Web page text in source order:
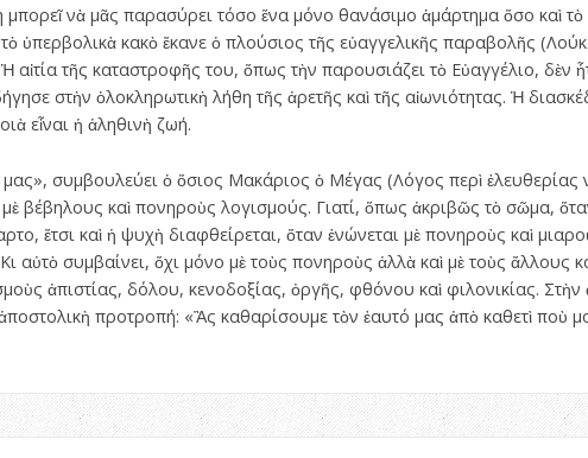
μπορεῖ νὰ μᾶς παρασύρει τόσο ἕνα μόνο θανάσιμο ἁμάρτημα ὅσο καὶ
κακὸ ἔκανε ὁ πλούσιος τῆς εὐαγγελικῆς παραβολῆς
τῆς καταστροφῆς του, ὅπως τὴν παρουσιάζει τὸ Εὐαγγέλιο, δὲν
στὴν ὁλοκληρωτικὴ λήθη τῆς ἀρετῆς καὶ τῆς αἰωνιότητας. Ἡ
εἶναι ἡ ἀληθινὴ ζωή.
συμβουλεύει ὁ ὅσιος Μακάριος ὁ Μέγας (Λόγος περὶ ἐλευθερίας
βέβηλους καὶ πονηροὺς λογισμούς. Γιατί, ὅπως ἀκριβῶς τὸ σῶμα,
ἔτσι καὶ ἡ ψυχὴ διαφθείρεται, ὅταν ἑνώνεται μὲ πονηροὺς καὶ
αὐτὸ συμβαίνει, ὄχι μόνο μὲ τοὺς πονηροὺς ἀλλὰ καὶ μὲ τοὺς ἄλλους
ἀπιστίας, δόλου, κενοδοξίας, ὀργῆς, φθόνου καὶ φιλονικίας.
προτροπή: «Ἂς καθαρίσουμε τὸν ἑαυτό μας ἀπὸ καθετὶ ποὺ